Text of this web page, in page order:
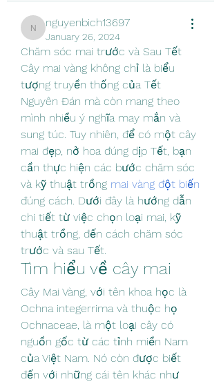
nguyenbich13697
nguyenbich13697
January 26, 2024
Chăm sóc mai trước và Sau Tết
Cây mai vàng không chỉ là biểu
tượng truyền thống của Tết
Nguyên Đán mà còn mang theo
mình nhiều ý nghĩa may mắn và
sung túc. Tuy nhiên, để có một cây
mai đẹp, nở hoa đúng dịp Tết, bạn
cần thực hiện các bước chăm sóc
và kỹ thuật trồng mai vàng đột biến
đúng cách. Dưới đây là hướng dẫn
chi tiết từ việc chọn loại mai, kỹ
thuật trồng, đến cách chăm sóc
trước và sau Tết.
Tìm hiểu về cây mai
Cây Mai Vàng, với tên khoa học là
Ochna integerrima và thuộc họ
Ochnaceae, là một loại cây có
nguồn gốc từ các tỉnh miền Nam
của Việt Nam. Nó còn được biết
đến với những cái tên khác như